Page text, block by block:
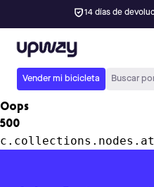
14 días de
Upway
Vender mi bicicleta Buscar
Oops
500